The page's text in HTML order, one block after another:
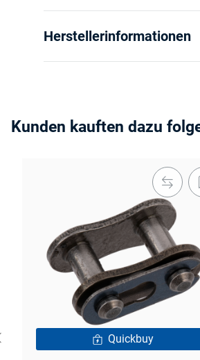
Herstellerinformationen
Kunden kauften dazu
Quickbuy